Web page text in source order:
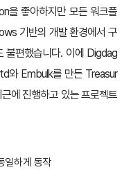
을 좋아하지만 모든 워크플
기반의 개발 환경에서 구
불편했습니다. 이에 Digdag
와 Embulk를 만든 Treasur
에 진행하고 있는 프로젝트
일하게 동작